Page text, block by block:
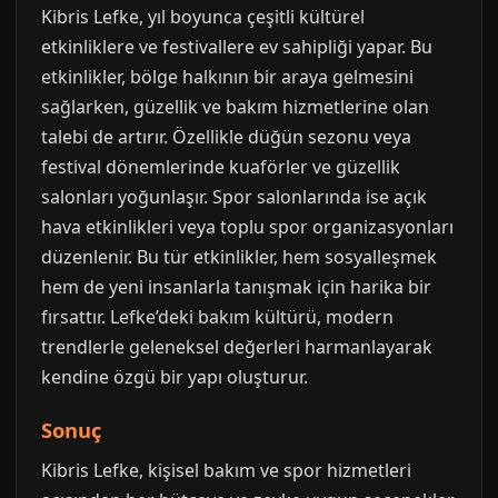
Kibris Lefke, yıl boyunca çeşitli kültürel
etkinliklere ve festivallere ev sahipliği yapar. Bu
etkinlikler, bölge halkının bir araya gelmesini
sağlarken, güzellik ve bakım hizmetlerine olan
talebi de artırır. Özellikle düğün sezonu veya
festival dönemlerinde kuaförler ve güzellik
salonları yoğunlaşır. Spor salonlarında ise açık
hava etkinlikleri veya toplu spor organizasyonları
düzenlenir. Bu tür etkinlikler, hem sosyalleşmek
hem de yeni insanlarla tanışmak için harika bir
fırsattır. Lefke’deki bakım kültürü, modern
trendlerle geleneksel değerleri harmanlayarak
kendine özgü bir yapı oluşturur.
Sonuç
Kibris Lefke, kişisel bakım ve spor hizmetleri